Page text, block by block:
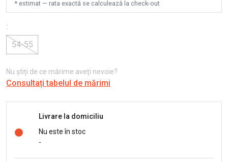
* estimat — rata exactă se calculează la check-out
:
54-55
Nu știți de ce mărime aveți nevoie?
Consultați tabelul de mărimi
Livrare la domiciliu
Nu este în stoc
-